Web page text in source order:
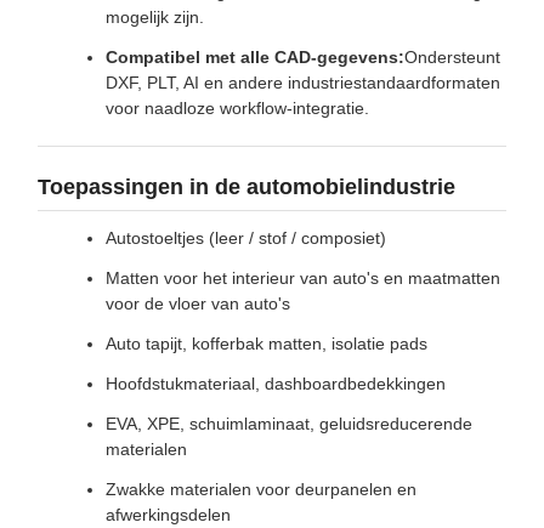
mogelijk zijn.
Compatibel met alle CAD-gegevens:Ondersteunt
DXF, PLT, AI en andere industriestandaardformaten
voor naadloze workflow-integratie.
Toepassingen in de automobielindustrie
Autostoeltjes (leer / stof / composiet)
Matten voor het interieur van auto's en maatmatten
voor de vloer van auto's
Auto tapijt, kofferbak matten, isolatie pads
Hoofdstukmateriaal, dashboardbedekkingen
EVA, XPE, schuimlaminaat, geluidsreducerende
materialen
Zwakke materialen voor deurpanelen en
afwerkingsdelen